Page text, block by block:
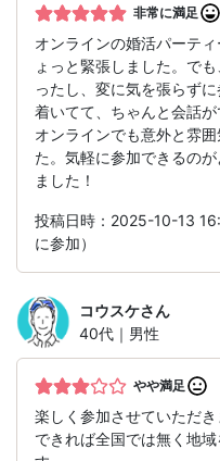
非常に満足
オンラインの婚活パーテ
ょっと緊張しました。で
ったし、変に気を張らず
着いてて、ちゃんと会話が
オンラインでも意外と雰
た。気軽に参加できるの
ました！
投稿日時：2025-10-13
に参加）
コウスケさん
40代｜男性
やや満足
楽しく参加させていただき
できれば全国では無く地